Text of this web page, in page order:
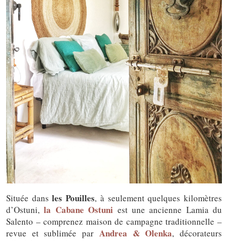
Située dansles Pouilles, à seulement quelques kilomètres
d’Ostuni,la Cabane Ostuni est une ancienne Lamia du
Salento – comprenez maison de campagne traditionnelle –
revue et sublimée par Andrea & Olenka, décorateurs